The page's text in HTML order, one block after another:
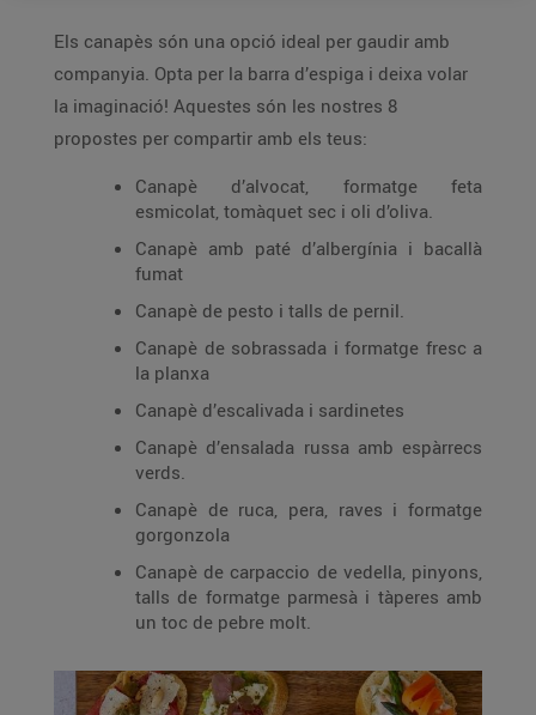
Els canapès són una opció ideal per gaudir amb
companyia. Opta per la barra d’espiga i deixa volar
la imaginació! Aquestes són les nostres 8
propostes per compartir amb els teus:
Canapè d’alvocat, formatge feta
esmicolat, tomàquet sec i oli d’oliva.
Canapè amb paté d’albergínia i bacallà
fumat
Canapè de pesto i talls de pernil.
Canapè de sobrassada i formatge fresc a
la planxa
Canapè d’escalivada i sardinetes
Canapè d’ensalada russa amb espàrrecs
verds.
Canapè de ruca, pera, raves i formatge
gorgonzola
Canapè de carpaccio de vedella, pinyons,
talls de formatge parmesà i tàperes amb
un toc de pebre molt.